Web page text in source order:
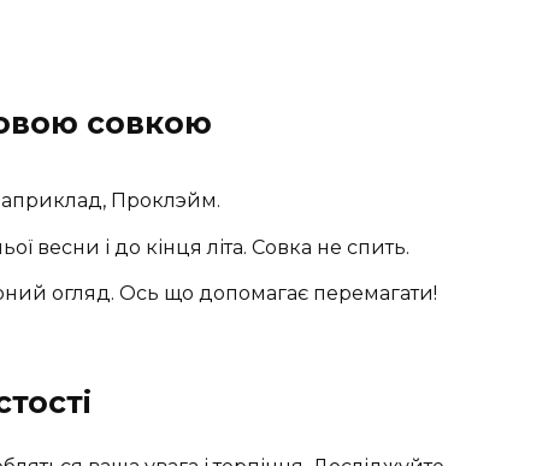
совкою
Проклэйм.
весни і до кінця літа. Совка не спить.
огляд. Ось що допомагає перемагати!